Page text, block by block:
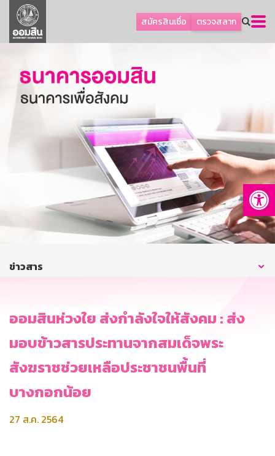
สมัครสินเชื่อ ตรวจสลาก
ลูกค้าธุรกิจ
ลูกค้าผู้ประกอบรายย่อย
ออมเพื่อสุข
เกี่ยวกับธนาคาร
การพัฒนาที่ยั่งยืน
บริการทางการเงิน
ติดต่อเรา
บริการออนไลน์
ข่าวสาร
ออมสินห่วงใย ส่งกำลังใจให้สังคม : ส่ง
มอบข้าวสารประทานจากสมเด็จพระ
สังฆราชช่วยเหลือประชาชนพื้นที่
บางกอกน้อย
27 ส.ค. 2564